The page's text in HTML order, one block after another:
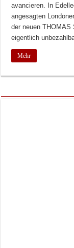
avancieren. In
angesagten
der neuen
eigentlich
Mehr